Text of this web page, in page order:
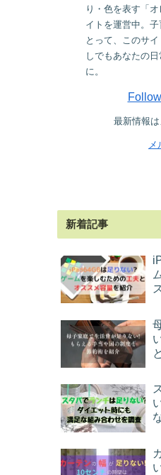
り・色を表す「
イトを運営中。
とって、このサ
しでもあなたの
に。
最新情報
メ
新着記事